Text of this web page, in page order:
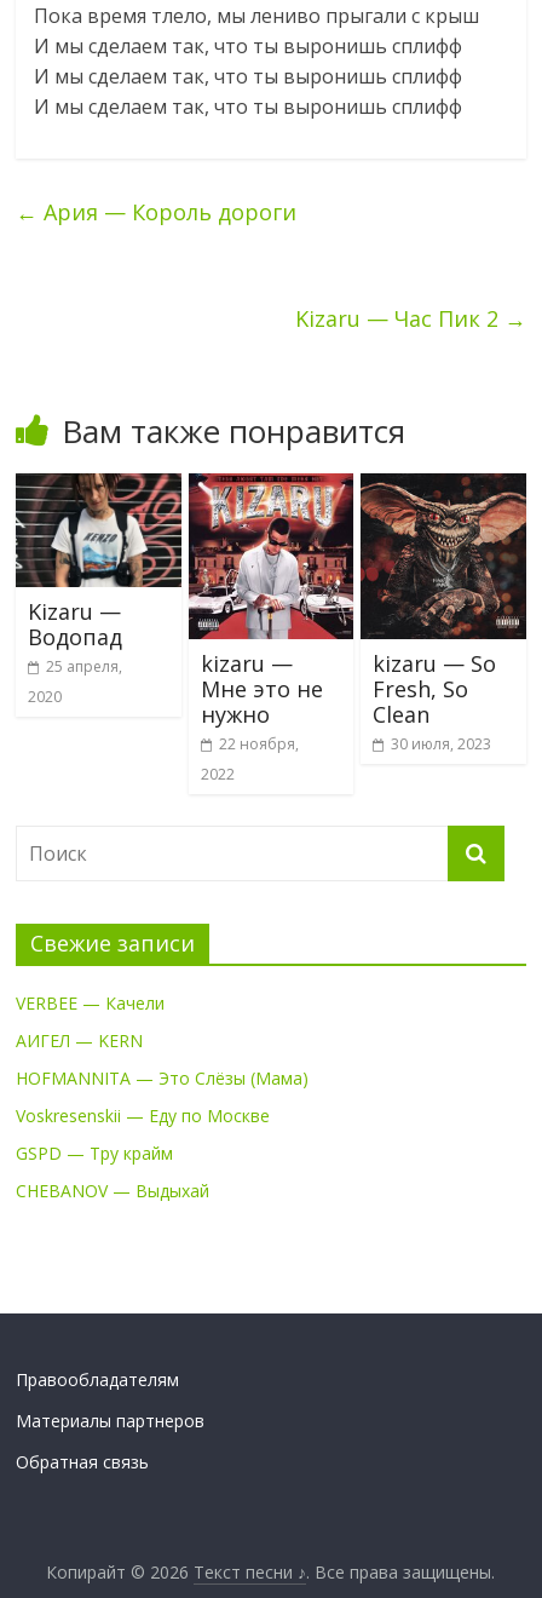
Пока время тлело, мы лениво прыгали с крыш
И мы сделаем так, что ты выронишь сплифф
И мы сделаем так, что ты выронишь сплифф
И мы сделаем так, что ты выронишь сплифф
← Ария — Король дороги
Kizaru — Час Пик 2 →
Вам также понравится
Kizaru —
Водопад
25 апреля,
2020
kizaru —
Мне это не
нужно
22 ноября,
2022
kizaru — So
Fresh, So
Clean
30 июля, 2023
Свежие записи
VERBEE — Качели
АИГЕЛ — KERN
HOFMANNITA — Это Слёзы (Мама)
Voskresenskii — Еду по Москве
GSPD — Тру крайм
CHEBANOV — Выдыхай
Правообладателям
Материалы партнеров
Обратная связь
Копирайт © 2026 Текст песни ♪. Все права защищены.